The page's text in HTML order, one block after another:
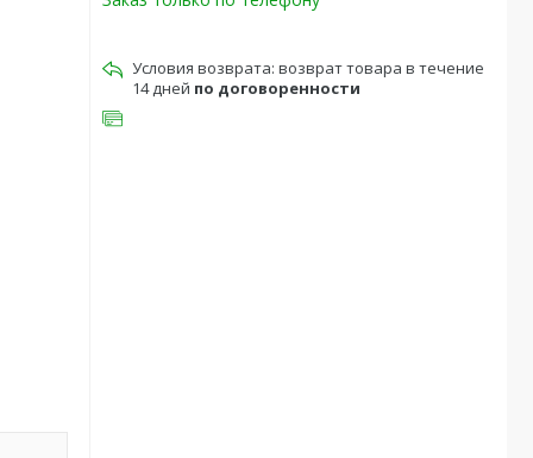
возврат товара в течение
14 дней по договоренности